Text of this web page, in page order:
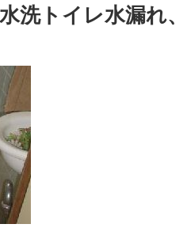
洗トイレ水漏れ